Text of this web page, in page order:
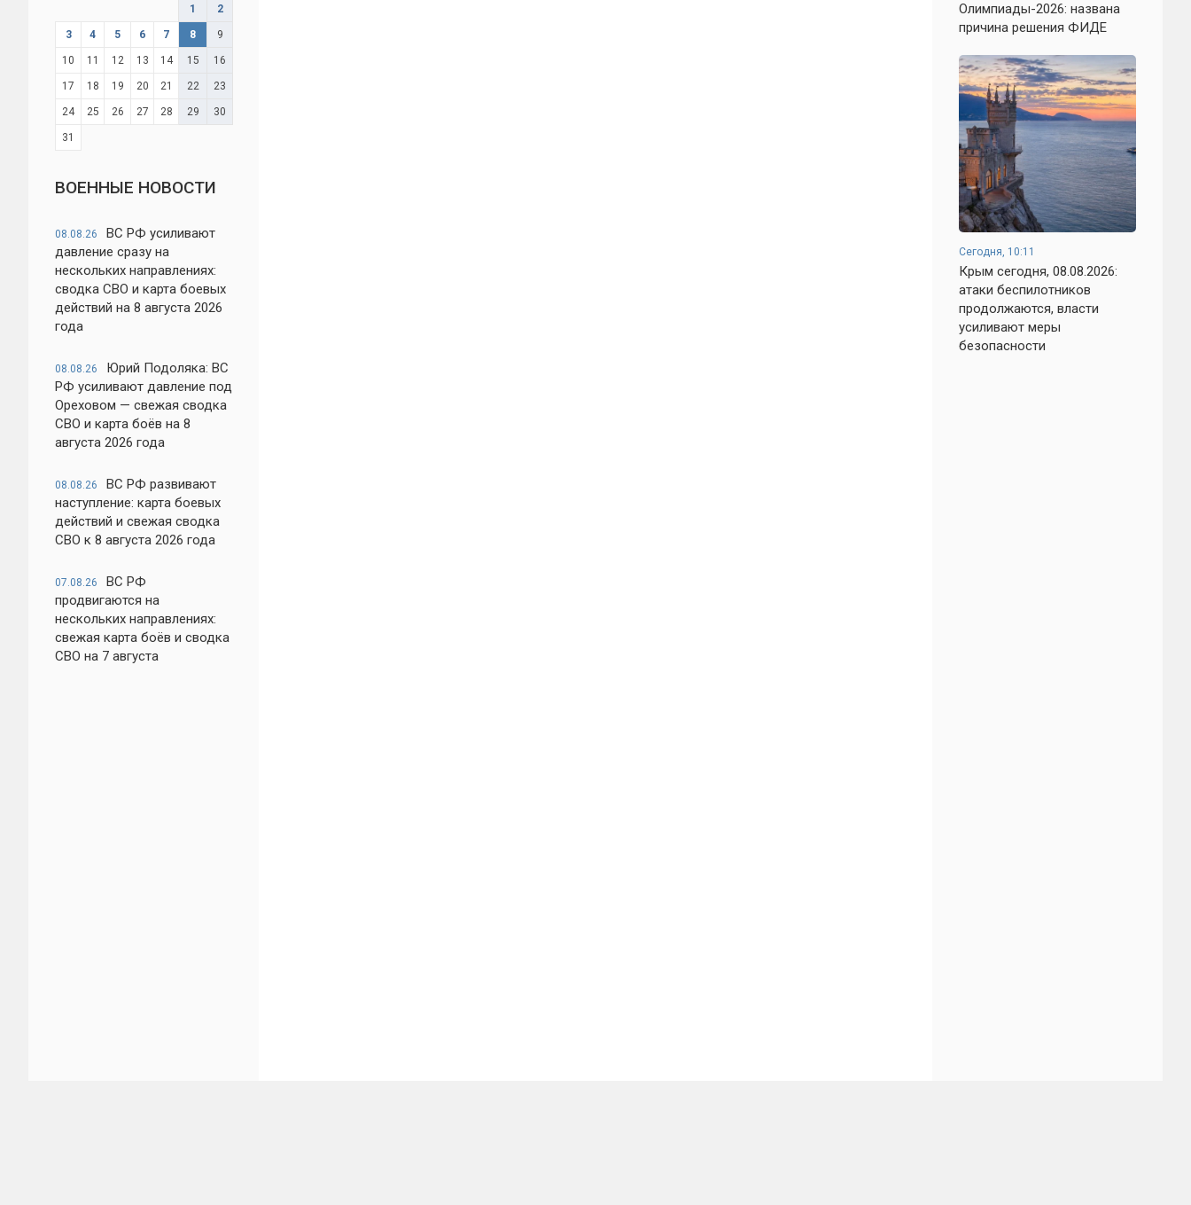
1 2
3 4 5 6 7 8 9
10 11 12 13 14 15 16
17 18 19 20 21 22 23
24 25 26 27 28 29 30
31
ВОЕННЫЕ НОВОСТИ
08.08.26
ВС РФ усиливают
давление сразу на
нескольких направлениях:
сводка СВО и карта боевых
действий на 8 августа 2026
года
08.08.26
Юрий Подоляка: ВС
РФ усиливают давление под
Ореховом — свежая сводка
СВО и карта боёв на 8
августа 2026 года
08.08.26
ВС РФ развивают
наступление: карта боевых
действий и свежая сводка
СВО к 8 августа 2026 года
07.08.26
ВС РФ
продвигаются на
нескольких направлениях:
свежая карта боёв и сводка
СВО на 7 августа
Олимпиады-2026: названа
причина решения ФИДЕ
Сегодня, 10:11
Крым сегодня, 08.08.2026:
атаки беспилотников
продолжаются, власти
усиливают меры
безопасности